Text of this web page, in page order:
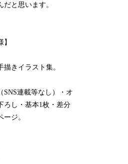
だと思います。
】
描きイラスト集。
SNS連載等なし）・オ
ろし・基本1枚・差分
ージ。